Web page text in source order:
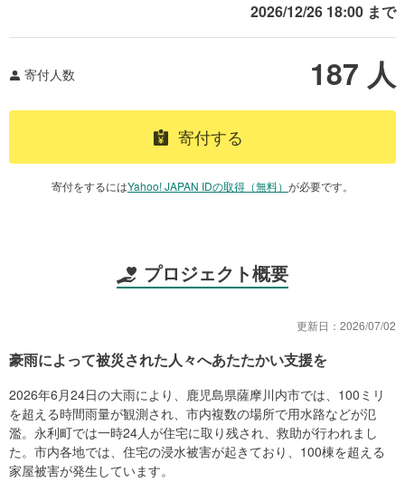
2026/12/26 18:00 まで
寄付人数 187 人
寄付する
寄付をするにはYahoo! JAPAN IDの取得（無料） が必要です。
プロジェクト概要
更新日： 2026/07/02
豪雨によって被災された人々へあたたかい支援を
2026年6月24日の大雨により、鹿児島県薩摩川内市では、100ミリ
を超える時間雨量が観測され、市内複数の場所で用水路などが氾
濫。永利町では一時24人が住宅に取り残され、救助が行われまし
た。市内各地では、住宅の浸水被害が起きており、100棟を超える
家屋被害が発生しています。